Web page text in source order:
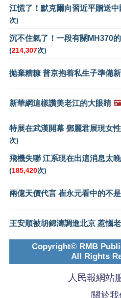
江慌了！默克爾向習近平贈送中
次)
沉不住氣了！一段有關MH370
(214,307次)
拋棄糟糠 普京抱着私生子準備
新華網這樣讚美老江的大眼睛
特展在武漢開幕 鄧麗君展現女
次)
飛機失聯 江系現在出這消息太
(185,420次)
兩億天價代言 崔永元看中的不
王安順被胡錦濤調進北京 惹惱
Copyright© RMB
All Rights
人民報網站
關於我